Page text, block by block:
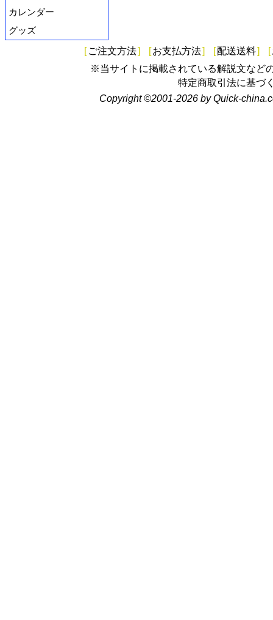
カレンダー
グッズ
[ ご注文方法] [お支払方法] [配送送料] [
※当サイトに掲載されている解説文など
特定商取引法に基づ
Copyright ©2001-2026 by Quick-